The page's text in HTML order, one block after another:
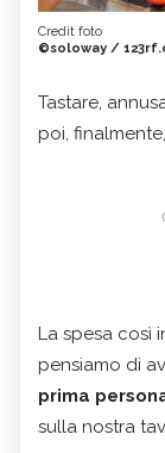
Credit foto
©soloway /
Tastare,
poi,
La spesa così
pensiamo di
prima
sulla nostra